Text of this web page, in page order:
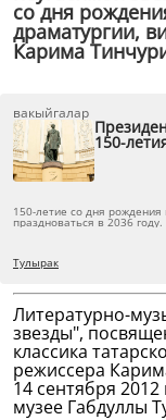
со дня
драматургии,
Карима
вакыйгалар
150-
150-летие со дня
праздноваться в 2036 году.
Тулырак
Литературно-
звезды",
классика
режиссера
14 сентября
музее Габдуллы